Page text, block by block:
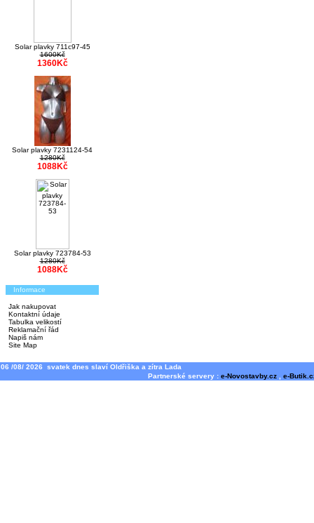
Solar plavky 711c97-45
1600Kč
1360Kč
Solar plavky 7231124-54
1280Kč
1088Kč
Solar plavky 723784-53
1280Kč
1088Kč
Informace
Jak nakupovat
Kontaktní údaje
Tabulka velikostí
Reklamační řád
Napiš nám
Site Map
06 /08/ 2026 svatek dnes slaví Oldřiška a zítra Lada
Partnerské servery : e-Novostavby.cz e-